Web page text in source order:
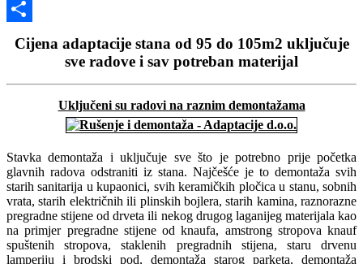
Email
Share
Cijena adaptacije stana od 95 do 105m2 uključuje
sve radove i sav potreban materijal
Uključeni su radovi na raznim demontažama
Stavka demontaža i uključuje sve što je potrebno prije početka
glavnih radova odstraniti iz stana. Najčešće je to demontaža svih
starih sanitarija u kupaonici, svih keramičkih pločica u stanu, sobnih
vrata, starih električnih ili plinskih bojlera, starih kamina, raznorazne
pregradne stijene od drveta ili nekog drugog laganijeg materijala kao
na primjer pregradne stijene od knaufa, amstrong stropova knauf
spuštenih stropova, staklenih pregradnih stijena, staru drvenu
lamperiju i brodski pod, demontaža starog parketa, demontaža